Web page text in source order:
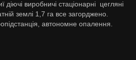
виробничі стаціонарні цегляні
землі 1,7 га все загорджено.
автономне опалення.